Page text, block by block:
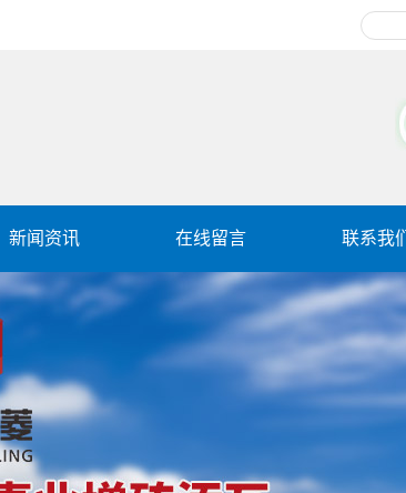
新闻资讯 在线留言 联系我们